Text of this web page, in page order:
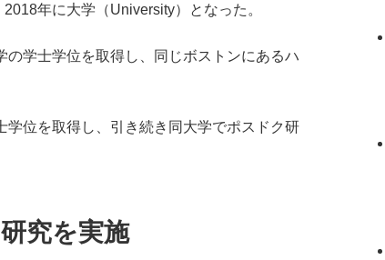
年に大学（University）となった。
学士学位を取得し、同じボストンにあるハ
位を取得し、引き続き同大学でポスドク研
究を実施